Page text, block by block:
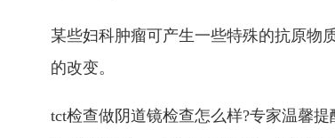
某些妇科肿瘤可产生一些特殊的抗原物
的改变。
tct检查做阴道镜检查怎么样?专家温馨